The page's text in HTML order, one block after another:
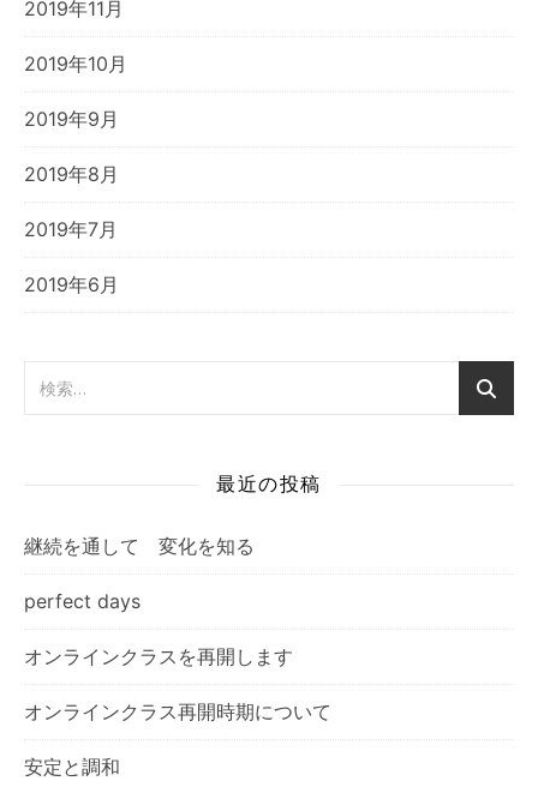
2019年11月
2019年10月
2019年9月
2019年8月
2019年7月
2019年6月
最近の投稿
継続を通して 変化を知る
perfect days
オンラインクラスを再開します
オンラインクラス再開時期について
安定と調和